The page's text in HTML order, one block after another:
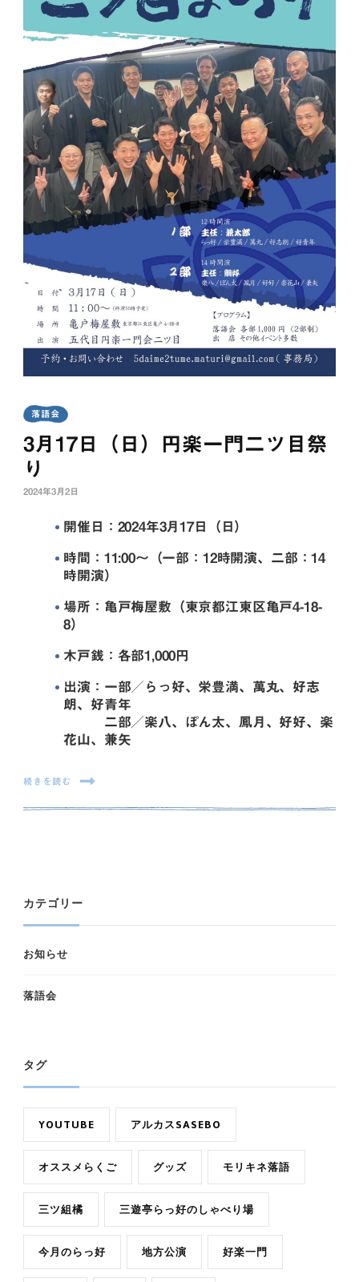
落語会
3月17日（日）円楽一門二ツ目祭
り
2024年3月2日
開催日：2024年3月17日（日）
時間：11:00〜（一部：12時開演、二部：14
時開演）
場所：亀戸梅屋敷（東京都江東区亀戸4-18-
8）
木戸銭：各部1,000円
出演：一部／らっ好、栄豊満、萬丸、好志
朗、好青年
二部／楽八、ぽん太、鳳月、好好、楽
花山、兼矢
続きを読む
カテゴリー
お知らせ
落語会
タグ
YOUTUBE アルカスSASEBO
オススメらくご グッズ モリキネ落語
三ツ組橘 三遊亭らっ好のしゃべり場
今月のらっ好 地方公演 好楽一門